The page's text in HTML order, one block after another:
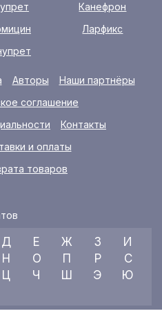
Канефрон
Ларфикс
Авторы
Наши партнёры
соглашение
Контакты
и оплаты
товаров
Д Е Ж З
И
Н О П Р
С
Ц Ч Ш Э
Ю